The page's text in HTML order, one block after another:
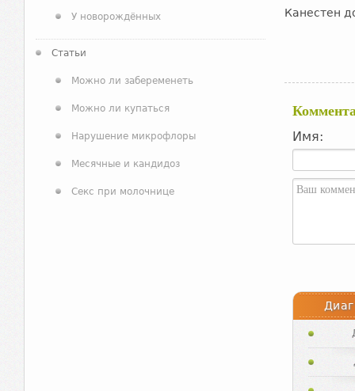
У новорождённых
Статьи
Можно ли забеременеть
Можно ли купаться
Нарушение микрофлоры
Месячные и кандидоз
Секс при молочнице
Канестен
Имя: